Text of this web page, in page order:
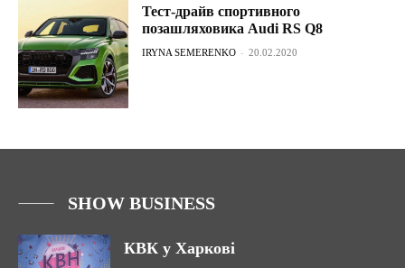
Тест-драйв спортивного
позашляховика Audi RS Q8
IRYNA SEMERENKO - 20.02.2020
SHOW BUSINESS
КВК у Харкові